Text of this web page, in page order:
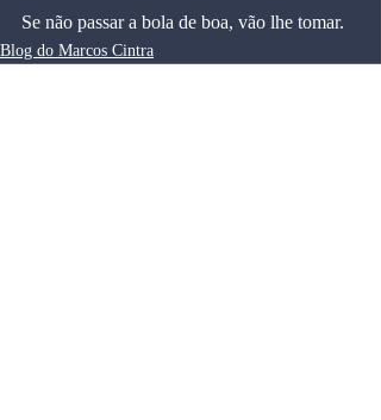
Se não passar a bola de boa, vão lhe tomar.
Blog do Marcos Cintra